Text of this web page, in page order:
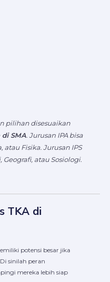
pilihan disesuaikan
SMA. Jurusan IPA bisa
Fisika. Jurusan IPS
atau Sosiologi.
TKA di
potensi besar jika
sinilah peran
mereka lebih siap